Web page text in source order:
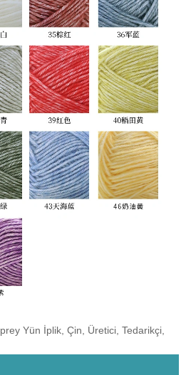
Yün İplik, Çin, Üretici, Tedarikçi,